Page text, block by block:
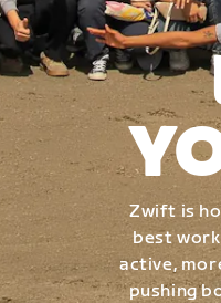
Zwift is
best
active,
pushing